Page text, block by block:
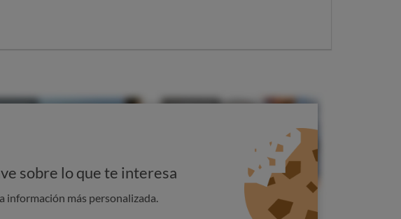
asegúrate deconservar todos los documentos. Lo
usa otra alternativa , por tu seguridad y la de todos.
pueden parecernos obvios pueden convertirse en
sobre lo que te interesa
información más personalizada.